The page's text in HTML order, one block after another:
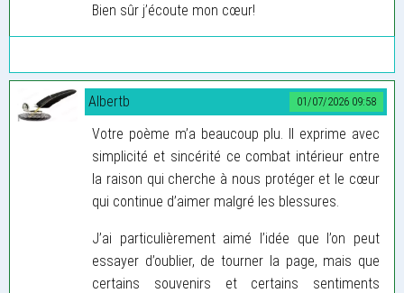
Bien sûr j’écoute mon cœur!
01/07/2026 09:58
Albertb
Votre poème m’a beaucoup plu. Il exprime avec
simplicité et sincérité ce combat intérieur entre
la raison qui cherche à nous protéger et le cœur
qui continue d’aimer malgré les blessures.
J’ai particulièrement aimé l’idée que l’on peut
essayer d’oublier, de tourner la page, mais que
certains souvenirs et certains sentiments